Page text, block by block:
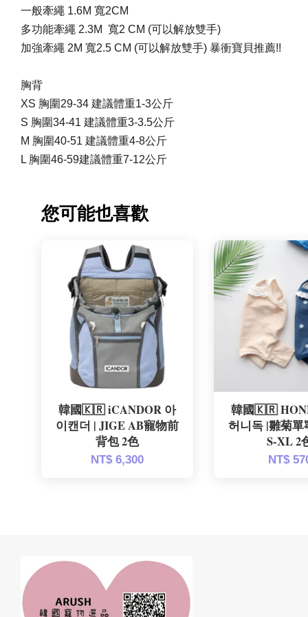
一般牽繩 1.6M 寬2CM
多功能牽繩 2.3M 寬2 CM (可以解放雙手)
加強牽繩 2M 寬2.5 CM (可以解放雙手) 暴衝寶貝推薦!!
胸背
XS 胸圍29-34 建議體重1-3公斤
S 胸圍34-41 建議體重3-3.5公斤
M 胸圍40-51 建議體重4-8公斤
L 胸圍46-59建議體重7-12公斤
您可能也喜歡
韓國🇰🇷 iCANDOR 아
이캔더 | JIGE AB寵物前
背包 2色
NT$ 6,300
韓國🇰🇷
허니독 |雛菊
S-XL 2
NT$